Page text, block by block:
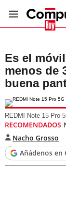
Es el
menos de
buena
REDMI Note 15 Pro
RECOMENDADOS
Nacho Grosso
Añádenos en